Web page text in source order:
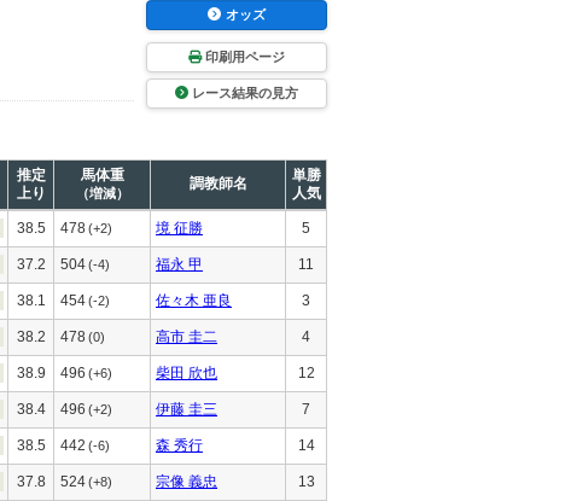
オッズ
印刷用ページ
レース結果の見方
推定
上り
馬体重
（増減）
調教師名
単勝
人気
38.5 478(+2) 境 征勝 5
37.2 504(-4) 福永 甲 11
38.1 454(-2) 佐々木 亜良 3
38.2 478 (0) 高市 圭二 4
38.9 496 (+6) 柴田 欣也 12
38.4 496 (+2) 伊藤 圭三 7
38.5 442 (-6) 森 秀行 14
37.8 524(+8) 宗像 義忠 13